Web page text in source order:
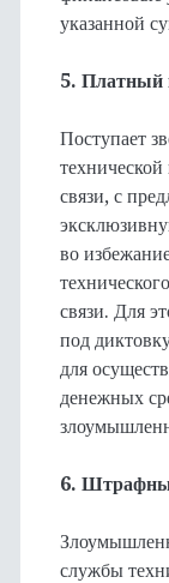
указанной
5. Платный
Поступает
связи, с
во
связи. Для
под
для
денежных
6.
службы